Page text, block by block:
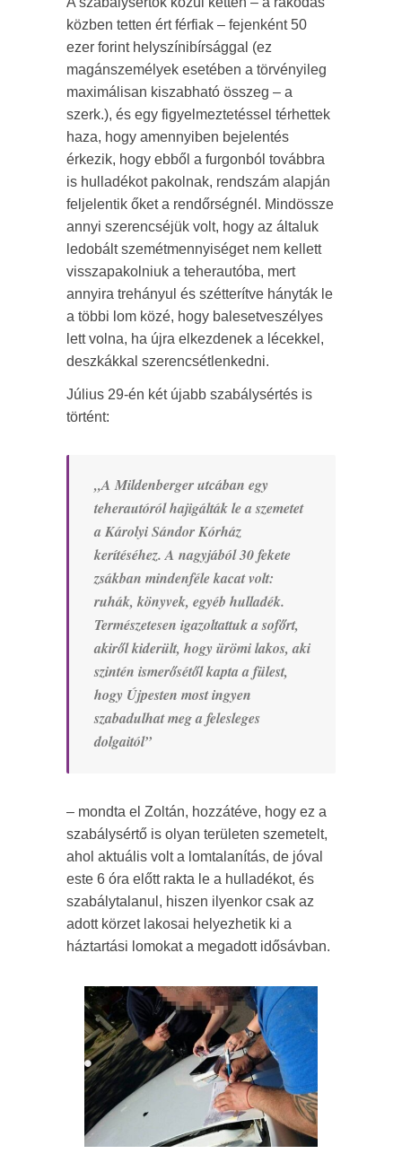
közben tetten ért férfiak – fejenként 50
ezer forint helyszínibírsággal (ez
magánszemélyek esetében a törvényileg
maximálisan kiszabható összeg – a
szerk.), és egy figyelmeztetéssel térhettek
haza, hogy amennyiben bejelentés
érkezik, hogy ebből a furgonból továbbra
is hulladékot pakolnak, rendszám alapján
feljelentik őket a rendőrségnél. Mindössze
annyi szerencséjük volt, hogy az általuk
ledobált szemétmennyiséget nem kellett
visszapakolniuk a teherautóba, mert
annyira trehányul és szétterítve hányták le
a többi lom közé, hogy balesetveszélyes
lett volna, ha újra elkezdenek a lécekkel,
deszkákkal szerencsétlenkedni.
Július 29-én két újabb szabálysértés is
történt:
„A Mildenberger utcában egy
teherautóról hajigálták le a szemetet
a Károlyi Sándor Kórház
kerítéséhez. A nagyjából 30 fekete
zsákban mindenféle kacat volt:
ruhák, könyvek, egyéb hulladék.
Természetesen igazoltattuk a sofőrt,
akiről kiderült, hogy ürömi lakos, aki
szintén ismerősétől kapta a fülest,
hogy Újpesten most ingyen
szabadulhat meg a felesleges
dolgaitól”
– mondta el Zoltán, hozzátéve, hogy ez a
szabálysértő is olyan területen szemetelt,
ahol aktuális volt a lomtalanítás, de jóval
este 6 óra előtt rakta le a hulladékot, és
szabálytalanul, hiszen ilyenkor csak az
adott körzet lakosai helyezhetik ki a
háztartási lomokat a megadott idősávban.